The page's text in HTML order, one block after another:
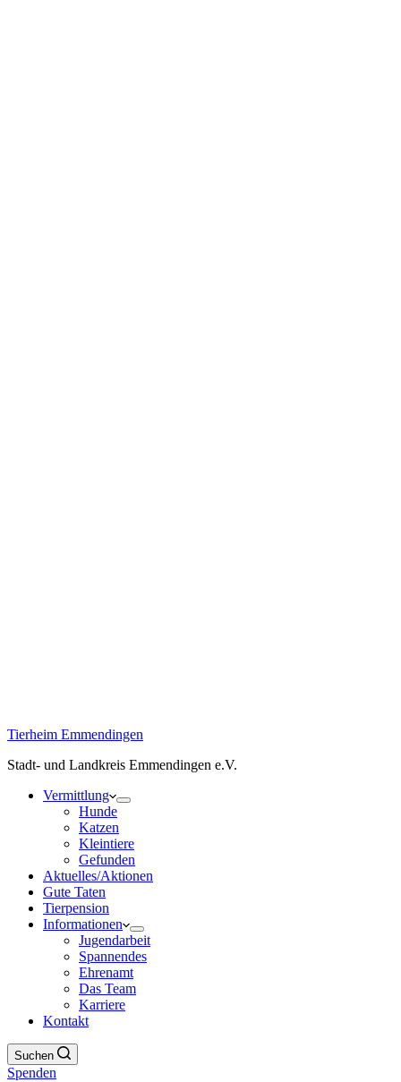
Tierheim Emmendingen
Stadt- und Landkreis Emmendingen e.V.
Vermittlung
Hunde
Katzen
Kleintiere
Gefunden
Aktuelles/Aktionen
Gute Taten
Tierpension
Informationen
Jugendarbeit
Spannendes
Ehrenamt
Das Team
Karriere
Kontakt
Suchen
Spenden